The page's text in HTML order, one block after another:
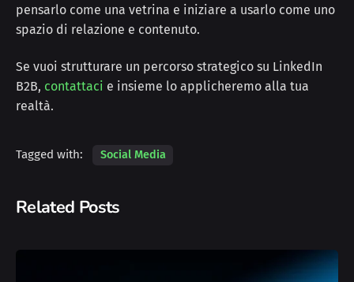
pensarlo come una vetrina e iniziare a usarlo come uno
spazio di relazione e contenuto.
Se vuoi strutturare un percorso strategico su LinkedIn
B2B, contattaci e insieme lo applicheremo alla tua
realtà.
Tagged with: Social Media
Related Posts